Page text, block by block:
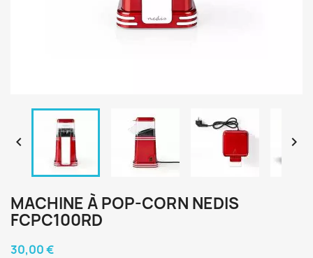
 
MACHINE À POP-CORN NEDIS
FCPC100RD
30,00 €